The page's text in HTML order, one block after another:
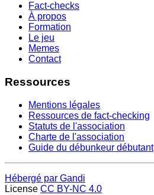
Fact-checks
À propos
Formation
Le jeu
Memes
Contact
Ressources
Mentions légales
Ressources de fact-checking
Statuts de l'association
Charte de l'association
Guide du débunkeur débutant
Hébergé par Gandi
License CC BY-NC 4.0